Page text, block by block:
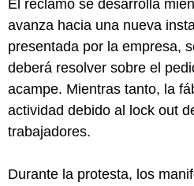
El reclamo se desarrolla
avanza hacia una nueva
presentada por la empresa,
deberá resolver sobre el
acampe. Mientras tanto, la
actividad debido al lock out
trabajadores.
Durante la protesta, los